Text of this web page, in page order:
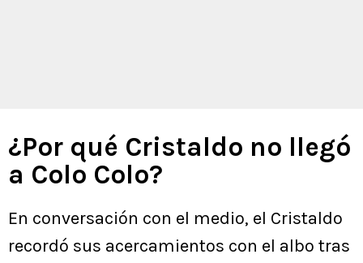
¿Por qué Cristaldo no llegó
a Colo Colo?
En conversación con el medio, el Cristaldo
recordó sus acercamientos con el albo tras